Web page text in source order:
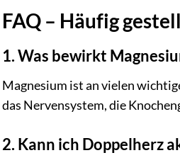
FAQ – Häufig
1. Was bewirkt
Magnesium ist an vielen
das Nervensystem, die
2. Kann ich Doppelherz